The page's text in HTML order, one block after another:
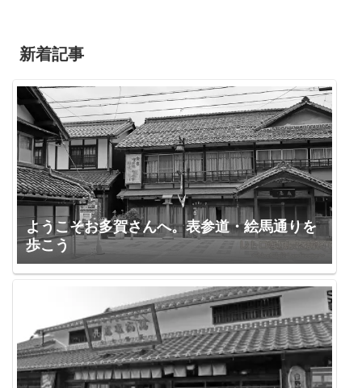
新着記事
ようこそお多賀さんへ。表参道・絵馬通りを
歩こう